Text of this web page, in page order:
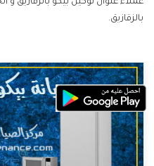
عملاء عنوان توكيل بيكو بالزقازيق
بالزقازيق.